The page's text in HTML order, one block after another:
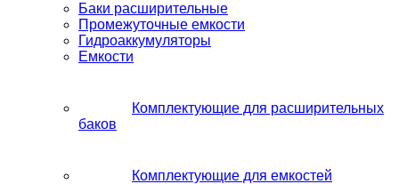
Баки расширительные
Промежуточные емкости
Гидроаккумуляторы
Емкости
Комплектующие для расширительных
баков
Комплектующие для емкостей